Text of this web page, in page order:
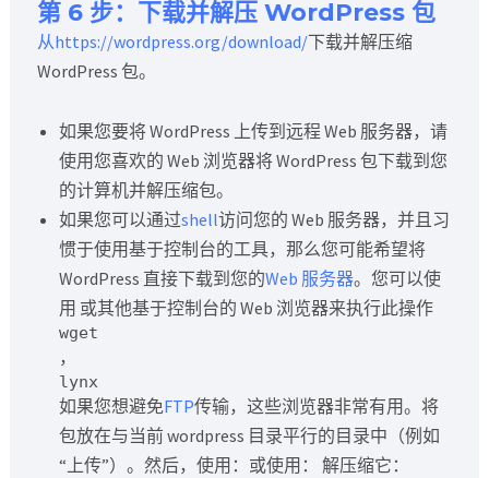
第 6 步：下载并解压 WordPress 包
从https://wordpress.org/download/下载并解压缩
WordPress 包。
如果您要将 WordPress 上传到远程 Web 服务器，请
使用您喜欢的 Web 浏览器将 WordPress 包下载到您
的计算机并解压缩包。
如果您可以通过shell访问您的 Web 服务器，并且习
惯于使用基于控制台的工具，那么您可能希望将
WordPress 直接下载到您的Web 服务器。您可以使
用 或其他基于控制台的 Web 浏览器来执行此操作
wget
，
lynx
如果您想避免FTP传输，这些浏览器非常有用。将
包放在与当前 wordpress 目录平行的目录中（例如
“上传”）。然后，使用：或使用： 解压缩它：